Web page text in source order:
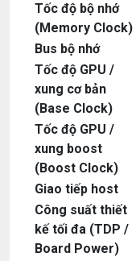
Tốc độ bộ nhớ
(Memory Clock)
Bus bộ nhớ
Tốc độ GPU /
xung cơ bản
(Base Clock)
Tốc độ GPU /
xung boost
(Boost Clock)
Giao tiếp host
Công suất thiết
kế tối đa (TDP /
Board Power)